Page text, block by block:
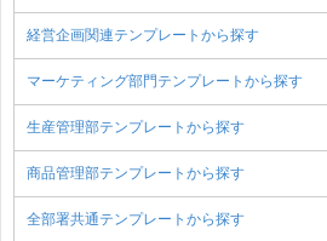
経営企画関連テンプレートから探す
マーケティング部門テンプレートから探す
生産管理部テンプレートから探す
商品管理部テンプレートから探す
全部署共通テンプレートから探す